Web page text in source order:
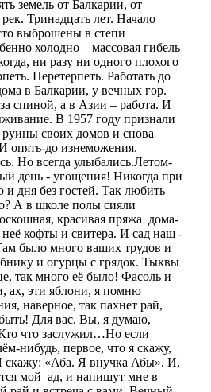
земель от Балкарии, от
Тринадцать лет. Начало
выброшены в степи
холодно – массовая гибель
ни разу ни одного плохого
Перетерпеть. Работать до
в Балкарии, у вечных гор.
спиной, а в Азии – работа. И
В 1957 году признали
своих домов и снова
опять-до изнеможения.
Но всегда улыбались.Летом-
день - угощения! Никогда при
дня без гостей. Так любить
А в школе полы сияли
красивая пряжа дома-
неё кофты и свитера. И сад наш -
было много ваших трудов и
и огурцы с грядок. Тыквы
так много её было! Фасоль и
ах, эти яблони, я помню
наверное, так пахнет рай,
Для вас. Вы, я думаю,
что заслужил…Но если
нибудь, первое, что я скажу,
скажу: «Аба. Я внучка Абы». И,
мой ад, и напишут мне в